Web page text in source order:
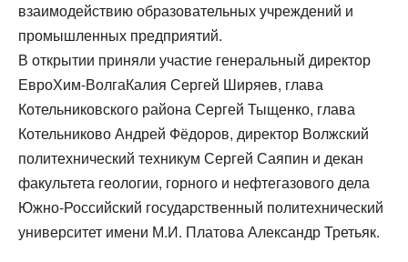
взаимодействию образовательных учреждений и
промышленных предприятий.
В открытии приняли участие генеральный директор
ЕвроХим-ВолгаКалия Сергей Ширяев, глава
Котельниковского района Сергей Тыщенко, глава
Котельниково Андрей Фёдоров, директор Волжский
политехнический техникум Сергей Саяпин и декан
факультета геологии, горного и нефтегазового дела
Южно-Российский государственный политехнический
университет имени М.И. Платова Александр Третьяк.